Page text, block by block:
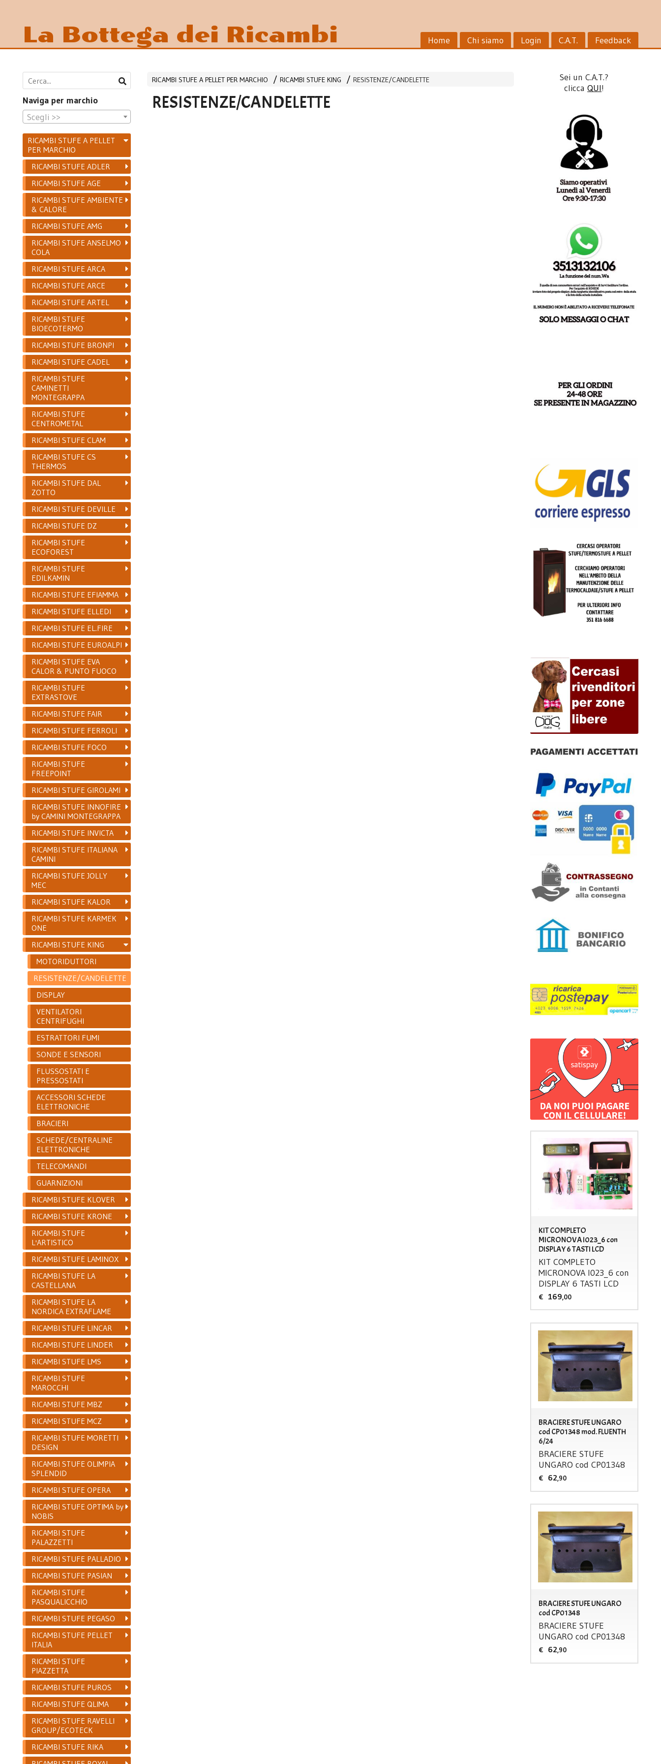
Home Chi siamo Login C.A.T. Feedback
La Bottega dei Ricambi
RICAMBI STUFE A PELLET PER MARCHIO RICAMBI STUFE KING RESISTENZE/CANDELETTE
RESISTENZE/CANDELETTE
Naviga per marchio
Scegli >>
RICAMBI STUFE A PELLET
PER MARCHIO
RICAMBI STUFE ADLER
RICAMBI STUFE AGE
RICAMBI STUFE AMBIENTE
& CALORE
RICAMBI STUFE AMG
RICAMBI STUFE ANSELMO
COLA
RICAMBI STUFE ARCA
RICAMBI STUFE ARCE
RICAMBI STUFE ARTEL
RICAMBI STUFE
BIOECOTERMO
RICAMBI STUFE BRONPI
RICAMBI STUFE CADEL
RICAMBI STUFE
CAMINETTI
MONTEGRAPPA
RICAMBI STUFE
CENTROMETAL
RICAMBI STUFE CLAM
RICAMBI STUFE CS
THERMOS
RICAMBI STUFE DAL
ZOTTO
RICAMBI STUFE DEVILLE
RICAMBI STUFE DZ
RICAMBI STUFE
ECOFOREST
RICAMBI STUFE
EDILKAMIN
RICAMBI STUFE EFIAMMA
RICAMBI STUFE ELLEDI
RICAMBI STUFE EL.FIRE
RICAMBI STUFE EUROALPI
RICAMBI STUFE EVA
CALOR & PUNTO FUOCO
RICAMBI STUFE
EXTRASTOVE
RICAMBI STUFE FAIR
RICAMBI STUFE FERROLI
RICAMBI STUFE FOCO
RICAMBI STUFE
FREEPOINT
RICAMBI STUFE GIROLAMI
RICAMBI STUFE INNOFIRE
by CAMINI MONTEGRAPPA
RICAMBI STUFE INVICTA
RICAMBI STUFE ITALIANA
CAMINI
RICAMBI STUFE JOLLY
MEC
RICAMBI STUFE KALOR
RICAMBI STUFE KARMEK
ONE
RICAMBI STUFE KING
MOTORIDUTTORI
RESISTENZE/CANDELETTE
DISPLAY
VENTILATORI
CENTRIFUGHI
ESTRATTORI FUMI
SONDE E SENSORI
FLUSSOSTATI E
PRESSOSTATI
ACCESSORI SCHEDE
ELETTRONICHE
BRACIERI
SCHEDE/CENTRALINE
ELETTRONICHE
TELECOMANDI
GUARNIZIONI
RICAMBI STUFE KLOVER
RICAMBI STUFE KRONE
RICAMBI STUFE
L'ARTISTICO
RICAMBI STUFE LAMINOX
RICAMBI STUFE LA
CASTELLANA
RICAMBI STUFE LA
NORDICA EXTRAFLAME
RICAMBI STUFE LINCAR
RICAMBI STUFE LINDER
RICAMBI STUFE LMS
RICAMBI STUFE
MAROCCHI
RICAMBI STUFE MBZ
RICAMBI STUFE MCZ
RICAMBI STUFE MORETTI
DESIGN
RICAMBI STUFE OLIMPIA
SPLENDID
RICAMBI STUFE OPERA
RICAMBI STUFE OPTIMA by
NOBIS
RICAMBI STUFE
PALAZZETTI
RICAMBI STUFE PALLADIO
RICAMBI STUFE PASIAN
RICAMBI STUFE
PASQUALICCHIO
RICAMBI STUFE PEGASO
RICAMBI STUFE PELLET
ITALIA
RICAMBI STUFE
PIAZZETTA
RICAMBI STUFE PUROS
RICAMBI STUFE QLIMA
RICAMBI STUFE RAVELLI
GROUP/ECOTECK
RICAMBI STUFE RIKA
Sei un C.A.T.?
cliccaQUI!
KIT COMPLETO
MICRONOVA I023_6 con
DISPLAY 6 TASTI LCD
KIT COMPLETO
MICRONOVA I023_6 con
DISPLAY 6 TASTI LCD
€ 169,00
BRACIERE STUFE UNGARO
cod CP01348 mod. FLUENTH
6/24
BRACIERE STUFE
UNGARO cod CP01348
€ 62,90
BRACIERE STUFE UNGARO
cod CP01348
BRACIERE STUFE
UNGARO cod CP01348
€ 62,90